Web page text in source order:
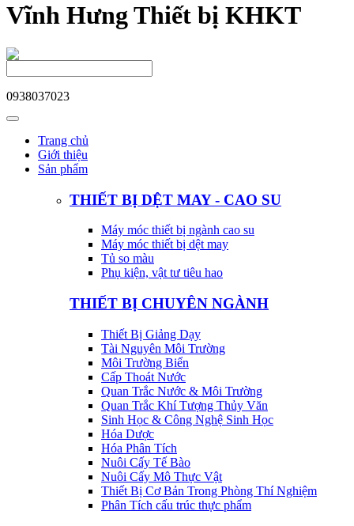
Vĩnh Hưng Thiết bị KHKT
0938037023
Trang chủ
Giới thiệu
Sản phẩm
THIẾT BỊ DỆT MAY - CAO SU
Máy móc thiết bị ngành cao su
Máy móc thiết bị dệt may
Tủ so màu
Phụ kiện, vật tư tiêu hao
THIẾT BỊ CHUYÊN NGÀNH
Thiết Bị Giảng Dạy
Tài Nguyên Môi Trường
Môi Trường Biển
Cấp Thoát Nước
Quan Trắc Nước & Môi Trường
Quan Trắc Khí Tượng Thủy Văn
Sinh Học & Công Nghệ Sinh Học
Hóa Dược
Hóa Phân Tích
Nuôi Cấy Tế Bào
Nuôi Cấy Mô Thực Vật
Thiết Bị Cơ Bản Trong Phòng Thí Nghiệm
Phân Tích cấu trúc thực phẩm